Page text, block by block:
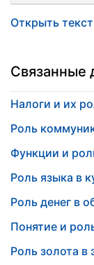
Открыть
Связанные
Налоги и их
Роль
Функции и
Роль языка в
Роль денег в
Понятие и
Роль золота в